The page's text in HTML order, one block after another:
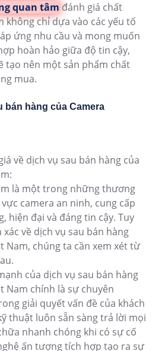
quan tâm đánh giá chất
không chỉ dựa vào các yếu tố
ứng nhu cầu và mong muốn
hoàn hảo giữa độ tin cậy,
tạo nên một sản phẩm chất
mua.
bán hàng của Camera
về dịch vụ sau bán hàng của
là một trong những thương
camera an ninh, cung cấp
hiện đại và đáng tin cậy. Tuy
về dịch vụ sau bán hàng
Nam, chúng ta cần xem xét từ
của dịch vụ sau bán hàng
Nam chính là sự chuyên
giải quyết vấn đề của khách
thuật luôn sẵn sàng trả lời mọi
nhanh chóng khi có sự cố
ấn tượng tích hợp tạo ra sự